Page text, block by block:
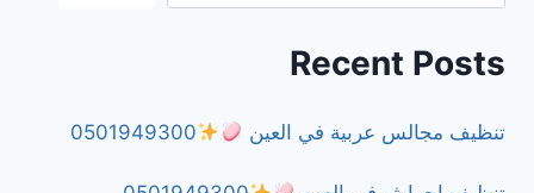
Recent Posts
تنظيف مجالس عربية في العين 0501949300